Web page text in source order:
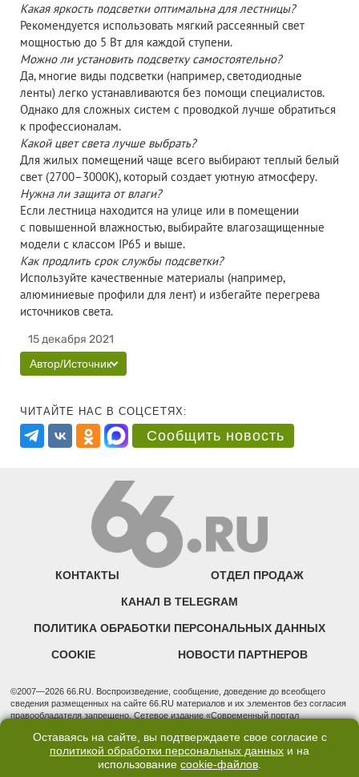
Какая яркость подсветки оптимальна для лестницы?
Рекомендуется использовать мягкий рассеянный свет
мощностью до 5 Вт для каждой ступени.
Можно ли установить подсветку самостоятельно?
Да, многие виды подсветки (например, светодиодные
ленты) легко устанавливаются без помощи специалистов.
Однако для сложных систем с проводкой лучше обратиться
к профессионалам.
Какой цвет света лучше выбрать?
Для жилых помещений чаще всего выбирают теплый белый
свет (2700–3000К), который создает уютную атмосферу.
Нужна ли защита от влаги?
Если лестница находится на улице или в помещении
с повышенной влажностью, выбирайте влагозащищенные
модели с классом IP65 и выше.
Как продлить срок службы подсветки?
Используйте качественные материалы (например,
алюминиевые профили для лент) и избегайте перегрева
источников света.
15 декабря 2021
Автор/Источник
ЧИТАЙТЕ НАС В СОЦСЕТЯХ:
Сообщить новость
КОНТАКТЫ ОТДЕЛ ПРОДАЖ
КАНАЛ В TELEGRAM
ПОЛИТИКА ОБРАБОТКИ ПЕРСОНАЛЬНЫХ ДАННЫХ
COOKIE НОВОСТИ ПАРТНЕРОВ
©2007—2026 66.RU. Воспроизведение, сообщение, доведение до всеобщего
сведения размещенных на сайте 66.RU материалов и их элементов без согласия
правообладателя запрещено. Сетевое издание «Современный портал
надзору в сфере связи, информационных технологий и массовых коммуникаций
(Роскомнадзор). Регистрационный номер ЭЛ № ФС 77 - 76634 от 02.09.2019
Учредитель: Общество с ограниченной ответственностью "66.ру". Юридический
Оставаясь на сайте, вы подтверждаете свое согласие с
политикой обработки персональных данных и на
использование cookie-файлов.